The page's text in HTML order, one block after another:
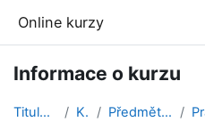
Online kurzy
Informace o kurzu
Titulní stránka Kurzy Předměty 2022/23 ZS